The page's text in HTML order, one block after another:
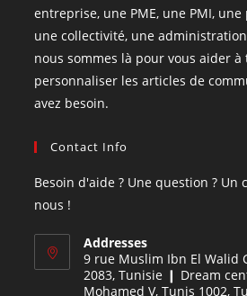
entreprise, une PME, une PMI,
une collectivité, une
nous sommes là pour vous aider
personnaliser les articles de
avez besoin.
Contact Info
Besoin d'aide ? Une question ? Un
nous !
Addresses
9 rue Muslim Ibn El Walid
2083, Tunisie ❙ Dream
Mohamed V, Tunis 1002,